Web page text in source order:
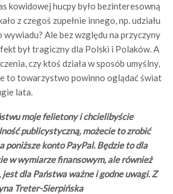
kowidowej hucpy było bezinteresowną
z czegoś zupełnie innego, np. udziału
wywiadu? Ale bez względu na przyczyny
był tragiczny dla Polski i Polaków. A
czy ktoś działa w sposób umyślny,
to towarzystwo powinno oglądać świat
lata.
moje felietony i chcielibyście
publicystyczną, możecie to zrobić
poniższe konto PayPal. Będzie to dla
w wymiarze finansowym, ale również
jest dla Państwa ważne i godne uwagi. Z
Treter-Sierpińska